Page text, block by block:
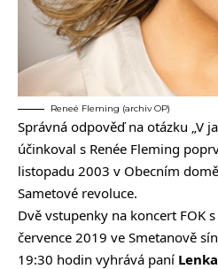
Reneé Fleming (archiv OP)
Správná odpověď na otázku „V
účinkoval s Renée Fleming
listopadu 2003 v Obecním
Sametové revoluce.
Dvě vstupenky na koncert FOK
července 2019 ve Smetanově
19:30 hodin vyhrává paní